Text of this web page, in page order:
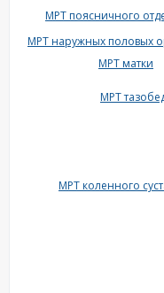
МРТ поясничного
МРТ наружных половых
МРТ
МРТ матки
МРТ коленного